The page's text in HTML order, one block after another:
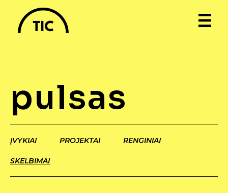
pulsas
ĮVYKIAI PROJEKTAI RENGINIAI
SKELBIMAI